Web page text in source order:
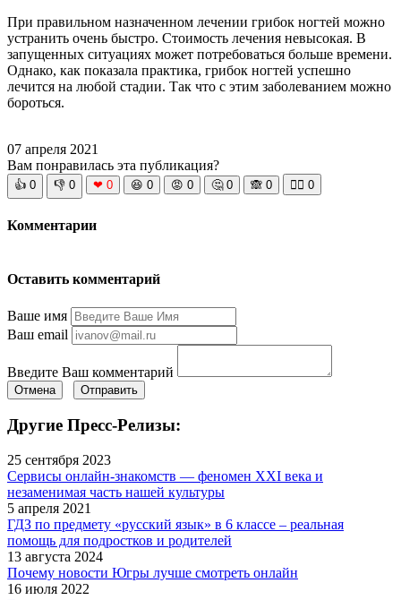
При правильном назначенном лечении грибок ногтей можно
устранить очень быстро. Стоимость лечения невысокая. В
запущенных ситуациях может потребоваться больше времени.
Однако, как показала практика, грибок ногтей успешно
лечится на любой стадии. Так что с этим заболеванием можно
бороться.
07 апреля 2021
Вам понравилась эта публикация?
👍 0 👎 0 ❤ 0 😆 0 😡 0 🤔 0 🙈 0 🧘‍♀️ 0
Комментарии
Оставить комментарий
Ваше имя
Ваш email
Введите Ваш комментарий
Отмена Отправить
Другие Пресс-Релизы:
25 сентября 2023
Сервисы онлайн-знакомств — феномен XXI века и
незаменимая часть нашей культуры
5 апреля 2021
ГДЗ по предмету «русский язык» в 6 классе – реальная
помощь для подростков и родителей
13 августа 2024
Почему новости Югры лучше смотреть онлайн
16 июля 2022